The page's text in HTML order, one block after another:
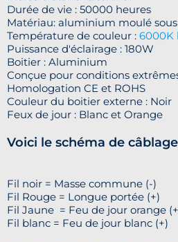
Durée de vie : 50000 heures
Matériau: aluminium moulé sous
Température de couleur : 6000K
Puissance d'éclairage : 180W
Boitier : Aluminium
Conçue pour conditions
Homologation CE et ROHS
Couleur du boitier externe : Noir
Feux de jour : Blanc et Orange
Voici le schéma de
Fil noir = Masse commune (-)
Fil Rouge = Longue portée (+)
Fil Jaune = Feu de jour orange
Fil blanc = Feu de jour blanc (+)